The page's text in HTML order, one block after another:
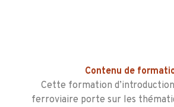
Contenu de
Cette formation
ferroviaire porte sur les